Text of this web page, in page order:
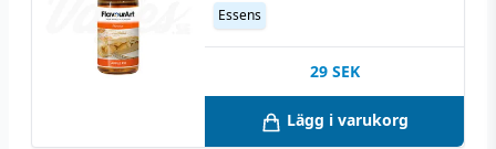
Essens
29 SEK
Lägg i varukorg